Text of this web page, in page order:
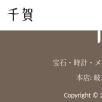
宝石・時計・
本店: 岐
Copyright ©